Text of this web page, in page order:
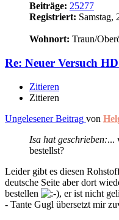
Beiträge: 25277
Registriert: Samstag,
Wohnort: Traun/
Re: Neuer Versuch
Zitieren
Zitieren
Ungelesener Beitrag von
Isa hat geschrieben:...
bestellst?
Leider gibt es diesen
deutsche Seite aber dort
bestellen
, er ist nicht
- Tante Gugl übersetzt mir